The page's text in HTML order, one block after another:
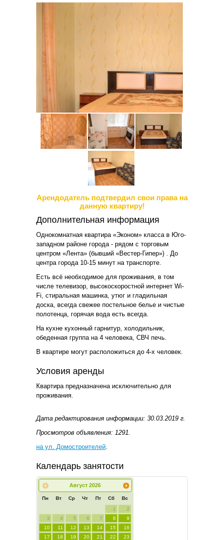
Арендодатель подтвердил свои права на
данную квартиру!
Дополнительная информация
Однокомнатная квартира «Эконом» класса в Юго-
западном районе города - рядом с торговым
центром «Лента» (бывший «Вестер-Гипер») . До
центра города 10-15 минут на транспорте.
Есть всё необходимое для проживания, в том
числе телевизор, высокоскоростной интернет Wi-
Fi, стиральная машинка, утюг и гладильная
доска, всегда свежее постельное белье и чистые
полотенца, горячая вода есть всегда.
На кухне кухонный гарнитур, холодильник,
обеденная группа на 4 человека, СВЧ печь.
В квартире могут расположиться до 4-х человек.
Условия аренды
Квартира предназначена исключительно для
проживания.
Дата редактирования информации: 30.03.2019 г.
Просмотров объявления: 1291.
на ул. Домостроителей
Календарь занятости
Август 2026
Пн Вт Ср Чт Пт Сб Вс
1
2
3
4 5 6 7 8
9
10
11 12 13 14 15
16
17
18 19 20 21 22
23